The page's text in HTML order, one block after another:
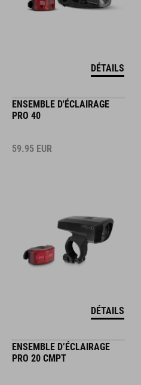
DÉTAILS
ENSEMBLE D'ÉCLAIRAGE
PRO 40
59.95 EUR
DÉTAILS
ENSEMBLE D’ÉCLAIRAGE
PRO 20 CMPT